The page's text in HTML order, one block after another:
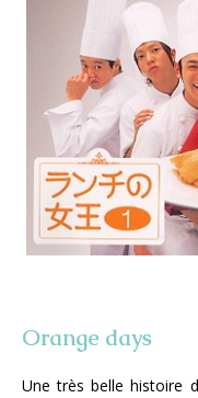
Orange days
Une très belle histoire